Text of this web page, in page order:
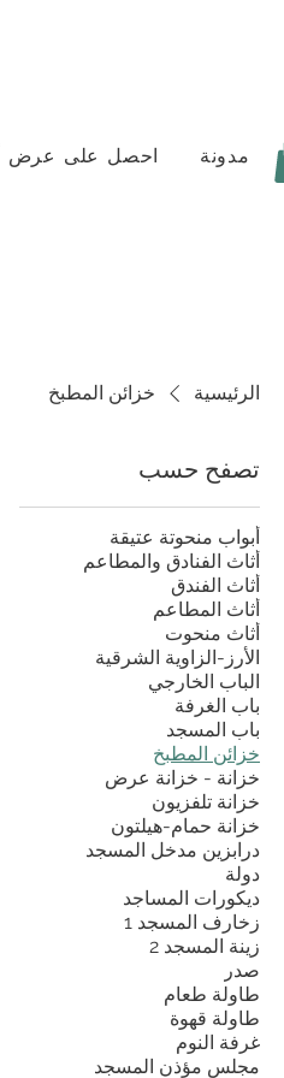
احصل على عرض مدونة
الرئيسية خزائن المطبخ
تصفح حسب
أبواب منحوتة عتيقة
أثاث الفنادق والمطاعم
أثاث الفندق
أثاث المطاعم
أثاث منحوت
الأرز-الزاوية الشرقية
الباب الخارجي
باب الغرفة
باب المسجد
خزائن المطبخ
خزانة - خزانة عرض
خزانة تلفزيون
خزانة حمام-هيلتون
درابزين مدخل المسجد
دولة
ديكورات المساجد
زخارف المسجد 1
زينة المسجد 2
صدر
طاولة طعام
طاولة قهوة
غرفة النوم
مجلس مؤذن المسجد